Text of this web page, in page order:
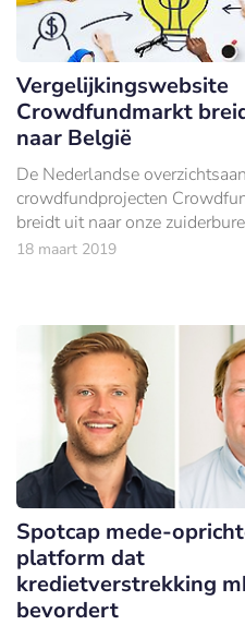
Vergelijkingswebsite
Crowdfundmarkt
naar België
De Nederlandse
crowdfundprojecten
breidt uit naar onze
18 maart 2019
Spotcap mede-
platform dat
kredietverstrekking
bevordert